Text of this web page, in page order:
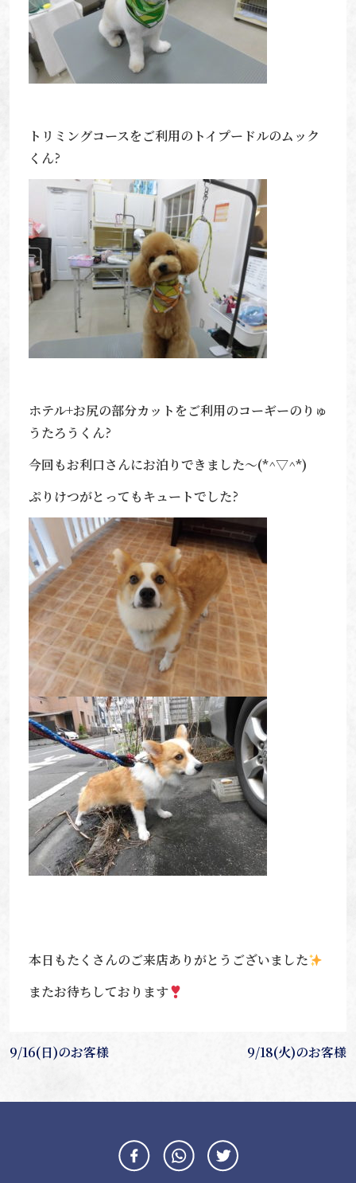
トリミングコースをご利用のトイプードルのムック
くん?
ホテル+お尻の部分カットをご利用のコーギーのりゅ
うたろうくん?
今回もお利口さんにお泊りできました～(*^▽^*)
ぷりけつがとってもキュートでした?
本日もたくさんのご来店ありがとうございました
またお待ちしております
投
ビ
9/16(日)のお客様 9/18(火)のお客様